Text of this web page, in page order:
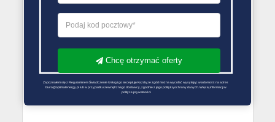
Chcę otrzymać oferty
Zapoznałem się z Regulaminem Świadczenie Usług i go akceptuję Każdą ze zgód można wycofać wysyłając wiadomość na adres
biuro@optimalenergy.pl lub w przypadku zewnętrznego dostawcy, zgodnie z jego polityką ochrony danych. Więcej informacji w
polityce prywatności